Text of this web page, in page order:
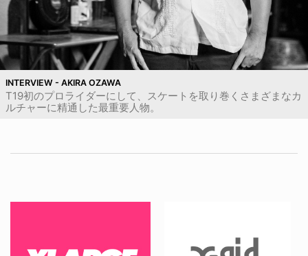
INTERVIEW - AKIRA OZAWA
T19初のプロライダーにして、スケートを取り巻くさまざまなカ
ルチャーに精通した最重要人物。